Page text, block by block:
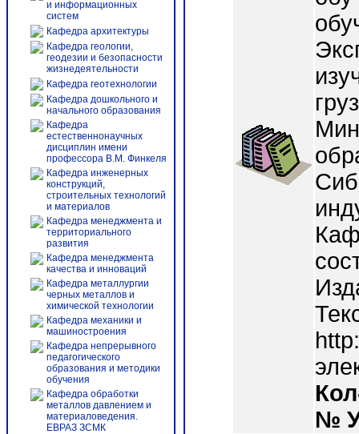
и информационных
систем
Кафедра архитектуры
Кафедра геологии,
геодезии и безопасности
жизнедеятельности
Кафедра геотехнологии
Кафедра дошкольного и
начального образования
Кафедра
естественнонаучных
дисциплин имени
профессора В.М. Финкеля
Кафедра инженерных
конструкций,
строительных технологий
и материалов
Кафедра менеджмента и
территориального
развития
Кафедра менеджмента
качества и инноваций
Кафедра металлургии
черных металлов и
химической технологии
Кафедра механики и
машиностроения
Кафедра непрерывного
педагогического
образования и методики
обучения
Кафедра обработки
металлов давлением и
материаловедения.
ЕВРАЗ ЗСМК
№